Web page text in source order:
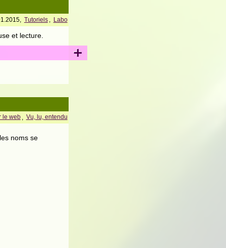
Tutoriels , Labo
et lecture.
+
le web Vu, lu, entendu
noms se